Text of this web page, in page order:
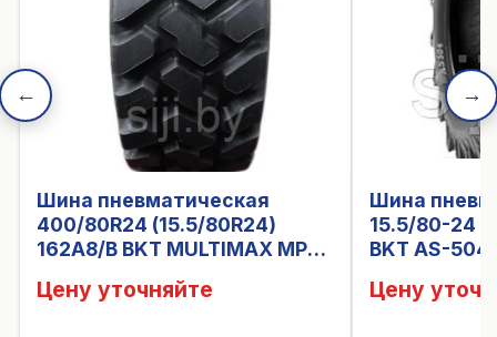
←
Шина пневматическая
400/80R24 (15.5/80R24)
162A8/B BKT MULTIMAX MP
Цену уточняйте
Шина
15.5/80-24
BKT AS-504
Цену
→